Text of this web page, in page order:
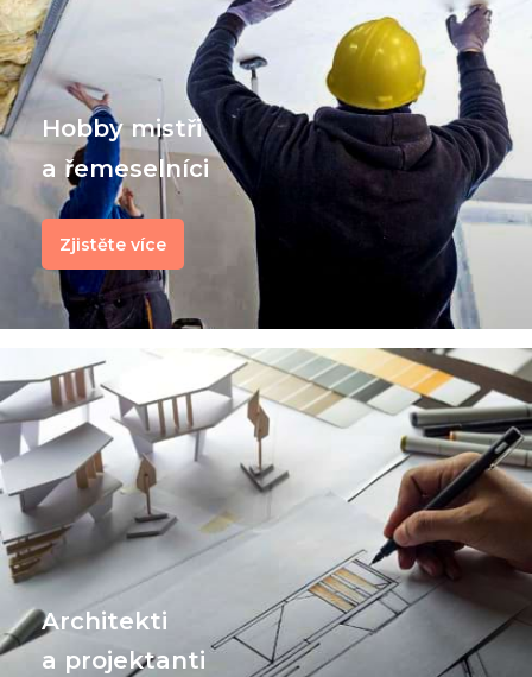
Hobby mistři
a řemeselníci
Zjistěte více
Architekti
a projektanti